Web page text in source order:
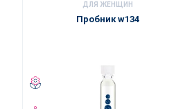
ДЛЯ ЖЕНЩИН
Пробник w134